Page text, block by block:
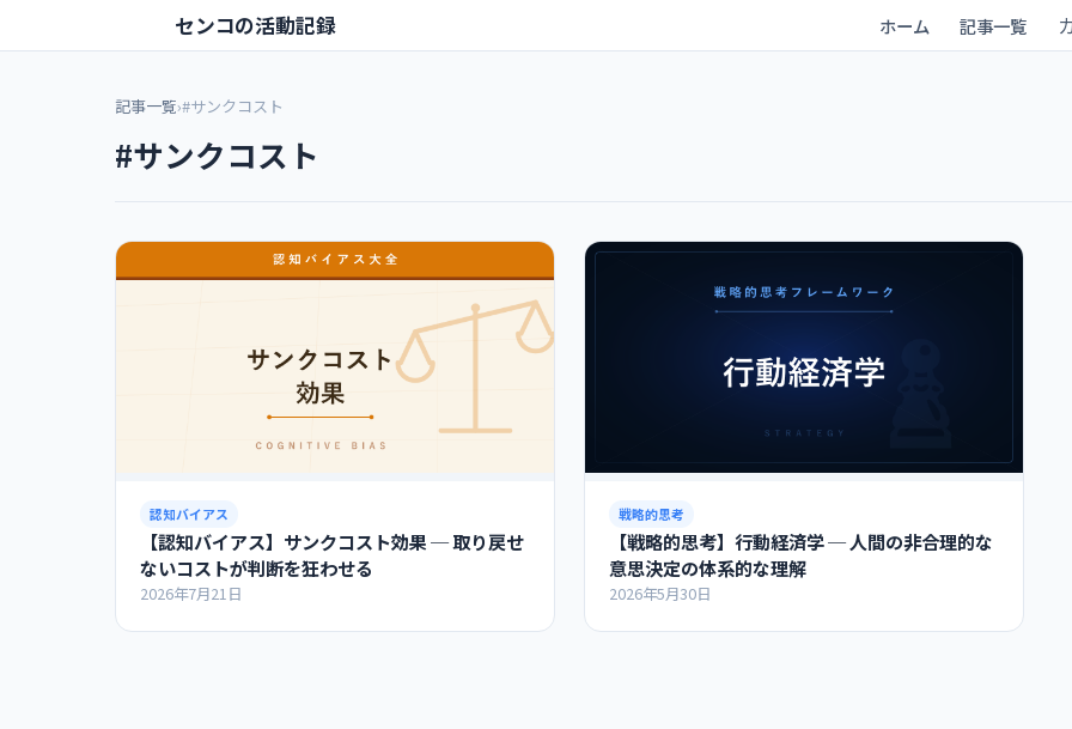
センコの活動記録 ホーム 記事一覧
記事一覧›#サンクコスト
#サンクコスト
認知バイアス
【認知バイアス】サンクコスト効果 ─ 取り戻せ
ないコストが判断を狂わせる
2026年7月21日
戦略的思考
【戦略的思考】行動経済学 ─ 人間の非合理的な
意思決定の体系的な理解
2026年5月30日